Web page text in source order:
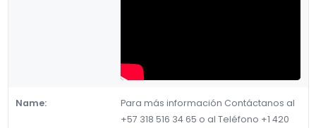
Name:
Para más información Contáctanos al
+57 318 516 34 65 o al Teléfono +1 420